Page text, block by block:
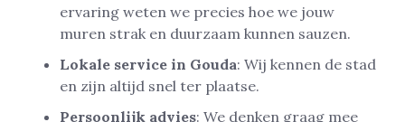
ervaring weten we precies hoe we jouw
muren strak en duurzaam kunnen sauzen.
Lokale service in Gouda: Wij kennen de stad
en zijn altijd snel ter plaatse.
Persoonlijk advies: We denken graag mee